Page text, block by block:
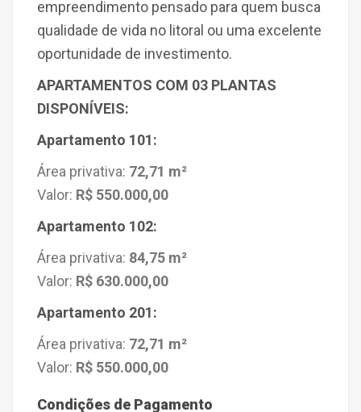
empreendimento pensado para quem busca
qualidade de vida no litoral ou uma excelente
oportunidade de investimento.
APARTAMENTOS COM 03 PLANTAS
DISPONÍVEIS:
Apartamento 101:
Área privativa: 72,71 m²
Valor: R$ 550.000,00
Apartamento 102:
Área privativa: 84,75 m²
Valor: R$ 630.000,00
Apartamento 201:
Área privativa: 72,71 m²
Valor: R$ 550.000,00
Condições de Pagamento